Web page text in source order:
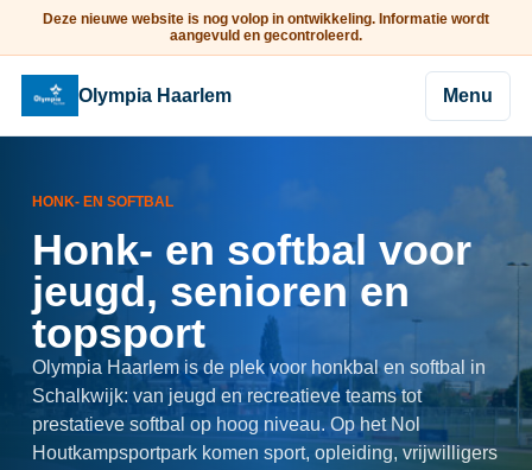
Deze nieuwe website is nog volop in ontwikkeling. Informatie wordt
aangevuld en gecontroleerd.
Olympia Haarlem Menu
HONK- EN SOFTBAL
Honk- en softbal voor
jeugd, senioren en
topsport
Olympia Haarlem is de plek voor honkbal en softbal in
Schalkwijk: van jeugd en recreatieve teams tot
prestatieve softbal op hoog niveau. Op het Nol
Houtkampsportpark komen sport, opleiding, vrijwilligers